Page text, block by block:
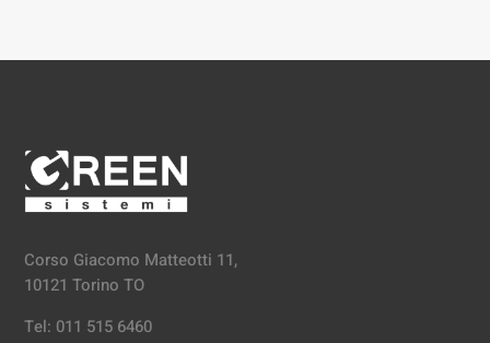
Corso Giacomo Matteotti 11,
10121 Torino TO
Tel: 011 515 6460